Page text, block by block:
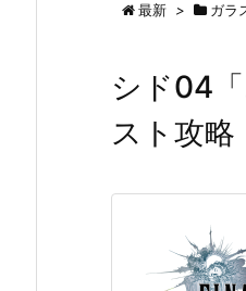
最新 > ガラ
シド04
スト攻略